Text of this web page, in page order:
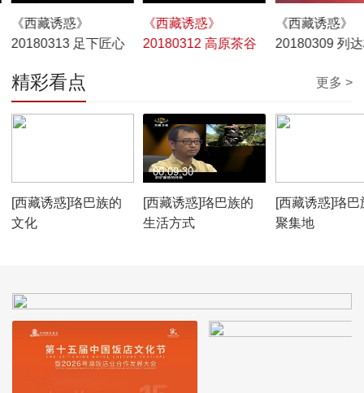
《西藏诱惑》
20180313 足下匠心
《西藏诱惑》
20180312 高原茶谷
《西藏诱惑》
20180309 列
精彩看点 更多 >
[西藏诱惑]珞巴族的
文化
[西藏诱惑]珞巴族的
生活方式
00:09:30
[西藏诱惑]珞巴
聚集地